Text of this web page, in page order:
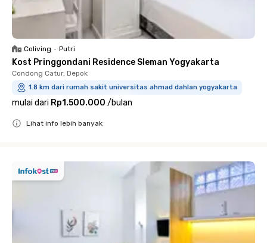
Coliving • Putri
Kost Pringgondani Residence Sleman Yogyakarta
Condong Catur, Depok
1.8 km dari rumah sakit universitas ahmad dahlan yogyakarta
mulai dari Rp1.500.000 /bulan
Lihat info lebih banyak